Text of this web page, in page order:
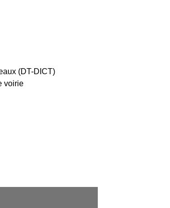
(DT-DICT)
voirie